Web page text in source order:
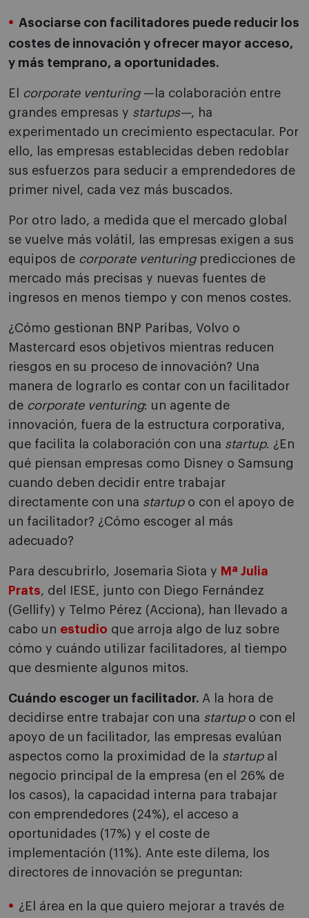
Asociarse con facilitadores puede reducir los
costes de innovación y ofrecer mayor acceso,
y más temprano, a oportunidades.
El corporate venturing—la colaboración entre
grandes empresas y startups—, ha
experimentado un crecimiento espectacular. Por
ello, las empresas establecidas deben redoblar
sus esfuerzos para seducir a emprendedores de
primer nivel, cada vez más buscados.
Por otro lado, a medida que el mercado global
se vuelve más volátil, las empresas exigen a sus
equipos de corporate venturingpredicciones de
mercado más precisas y nuevas fuentes de
ingresos en menos tiempo y con menos costes.
¿Cómo gestionan BNP Paribas, Volvo o
Mastercard esos objetivos mientras reducen
riesgos en su proceso de innovación? Una
manera de lograrlo es contar con un facilitador
de corporate venturing: un agente de
innovación, fuera de la estructura corporativa,
que facilita la colaboración con una startup. ¿En
qué piensan empresas como Disney o Samsung
cuando deben decidir entre trabajar
directamente con una startupo con el apoyo de
un facilitador? ¿Cómo escoger al más
adecuado?
Para descubrirlo, Josemaria Siota y Mª Julia
Prats, del IESE, junto con Diego Fernández
(Gellify) y Telmo Pérez (Acciona), han llevado a
cabo un estudio que arroja algo de luz sobre
cómo y cuándo utilizar facilitadores, al tiempo
que desmiente algunos mitos.
Cuándo escoger un facilitador. A la hora de
decidirse entre trabajar con una startupo con el
apoyo de un facilitador, las empresas evalúan
aspectos como la proximidad de la startupal
negocio principal de la empresa (en el 26% de
los casos), la capacidad interna para trabajar
con emprendedores (24%), el acceso a
oportunidades (17%) y el coste de
implementación (11%). Ante este dilema, los
directores de innovación se preguntan:
¿El área en la que quiero mejorar a través de